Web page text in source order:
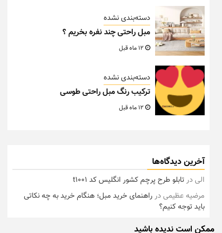
دسته‌بندی نشده
مبل راحتی چند نفره بخریم ؟
دسته‌بندی نشده
ترکیب رنگ مبل راحتی طوسی
آخرین دیدگاه‌ها
الیدرتابلو طرح پرچم کشور انگلیس کد t1001
مرضیه عظیمیدر راهنمای خرید مبل؛ هنگام خرید به چه نکاتی
باید توجه کنیم؟
ممکن است ندیده باشید